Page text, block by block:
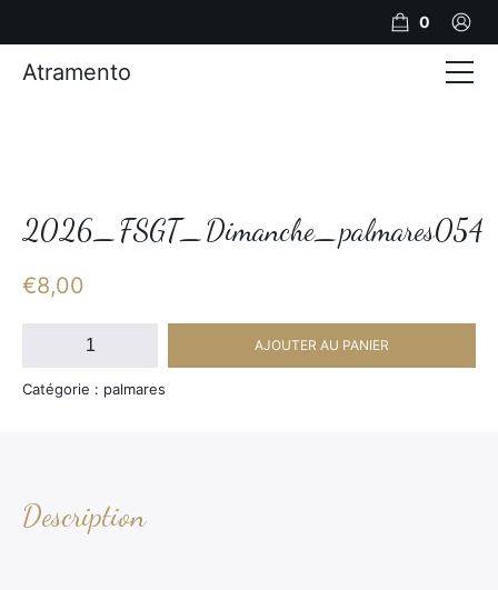
2026_FSGT_Dimanche_palmares054
€8,00
quantité
2026_FSGT_Dimanche_palmares054
AJOUTER AU PANIER
Catégorie : palmares
Description
0
Atramento
Photos